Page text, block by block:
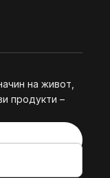
на живот,
продукти –